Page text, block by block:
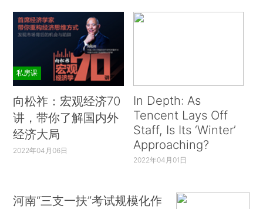
私房课
向松祚：宏观经济70
讲，带你了解国内外
经济大局
2022年04月06日
In Depth: As
Tencent Lays Off
Staff, Is Its ‘Winter’
Approaching?
2022年04月01日
河南“三支一扶”考试规模化作